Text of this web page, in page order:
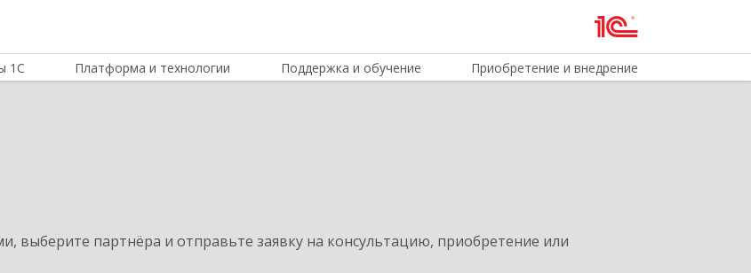
1С Платформа и технологии Поддержка и обучение Приобретение и внедрение
выберите партнёра и отправьте заявку на консультацию, приобретение или